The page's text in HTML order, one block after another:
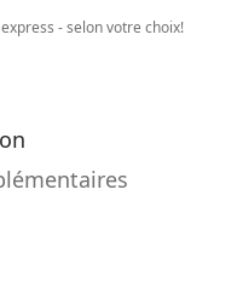
- selon votre choix!